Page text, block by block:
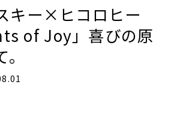
キー×ヒコロヒー
of Joy」喜びの原